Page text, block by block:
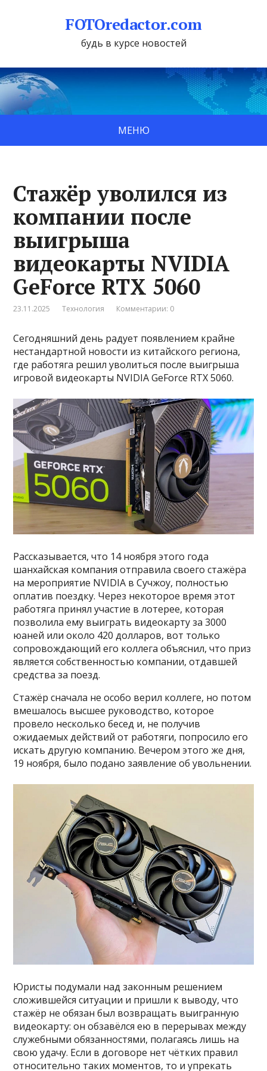
FOTOredactor.com
будь в курсе новостей
МЕНЮ
Стажёр уволился из
компании после
выигрыша
видеокарты NVIDIA
GeForce RTX 5060
23.11.2025 Технология Комментарии: 0
Сегодняшний день радует появлением крайне
нестандартной новости из китайского региона,
где работяга решил уволиться после выигрыша
игровой видеокарты NVIDIA GeForce RTX 5060.
Рассказывается, что 14 ноября этого года
шанхайская компания отправила своего стажёра
на мероприятие NVIDIA в Сучжоу, полностью
оплатив поездку. Через некоторое время этот
работяга принял участие в лотерее, которая
позволила ему выиграть видеокарту за 3000
юаней или около 420 долларов, вот только
сопровождающий его коллега объяснил, что приз
является собственностью компании, отдавшей
средства за поезд.
Стажёр сначала не особо верил коллеге, но потом
вмешалось высшее руководство, которое
провело несколько бесед и, не получив
ожидаемых действий от работяги, попросило его
искать другую компанию. Вечером этого же дня,
19 ноября, было подано заявление об увольнении.
Юристы подумали над законным решением
сложившейся ситуации и пришли к выводу, что
стажёр не обязан был возвращать выигранную
видеокарту: он обзавёлся ею в перерывах между
служебными обязанностями, полагаясь лишь на
свою удачу. Если в договоре нет чётких правил
относительно таких моментов, то и упрекать